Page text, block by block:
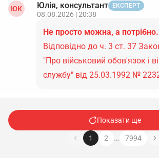
ЮК Юлія, консультант ЕКСПЕРТ
08.08.2026 | 20:38
Не просто можна, а потрібно.
Відповідно до ч. 3 ст. 37
"Про військовий обов'язок і
службу" від 25.03.1992 №
Показати ще
1 2 … 7994